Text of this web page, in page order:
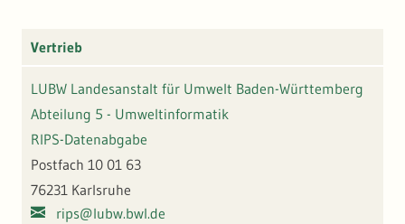
Vertrieb
LUBW Landesanstalt für Umwelt Baden-Württemberg
Abteilung 5 - Umweltinformatik
RIPS-Datenabgabe
Postfach 10 01 63
76231 Karlsruhe
rips@lubw.bwl.de